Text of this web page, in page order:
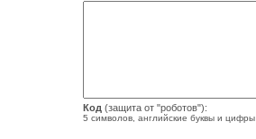
Код (защита от "роботов"):
5 символов, английские буквы и цифры